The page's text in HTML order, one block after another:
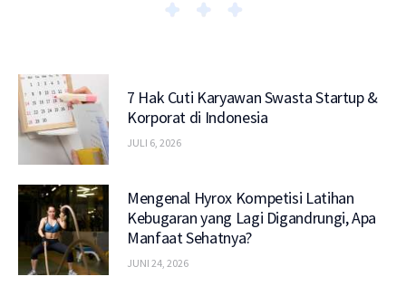
7 Hak Cuti Karyawan Swasta Startup &
Korporat di Indonesia
JULI 6, 2026
Mengenal Hyrox Kompetisi Latihan
Kebugaran yang Lagi Digandrungi, Apa
Manfaat Sehatnya?
JUNI 24, 2026